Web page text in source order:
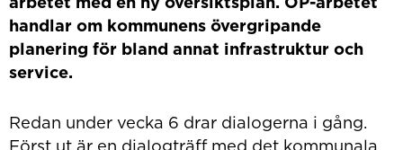
handlar om kommunens övergripande
planering för bland annat infrastruktur och
service.
Redan under vecka 6 drar dialogerna i gång.
Först ut är en dialogträff med det kommunala